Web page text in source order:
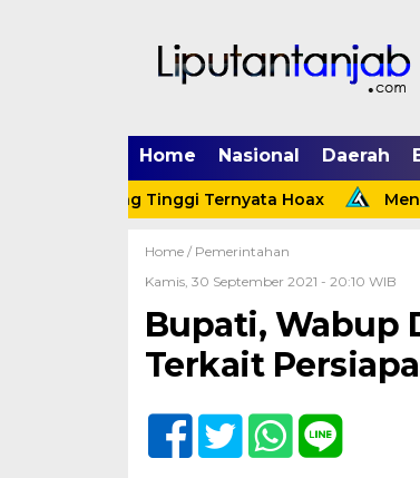
Home Nasional Daerah
Tebing Tinggi Ternyata Hoax
Home / Pemerintahan
Kamis, 30 September 2021 - 20:10 WIB
Bupati, Wabup
Terkait